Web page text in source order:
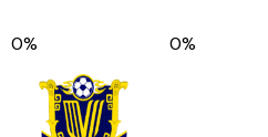
0% 0%